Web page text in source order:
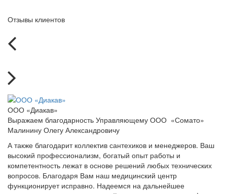
Отзывы клиентов
ООО «Диакав»
Выражаем благодарность Управляющему ООО «Сомато»
Малинину Олегу Александровичу
А также благодарит коллектив сантехиков и менеджеров. Ваш
высокий профессионализм, богатый опыт работы и
компетентность лежат в основе решений любых технических
вопросов. Благодаря Вам наш медицинский центр
функционирует исправно. Надеемся на дальнейшее